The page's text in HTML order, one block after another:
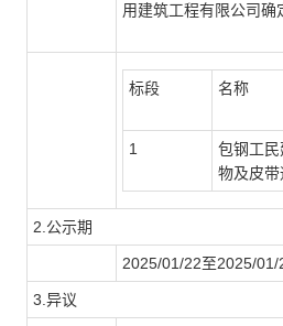
用建筑工程有限公司
标段 名称
1
包钢工
物及皮
2.公示期
2025/01/22至2025/01/
3.异议